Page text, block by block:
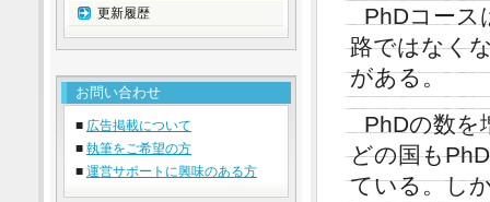
PhDコース
路ではなく
がある。
PhDの数を
どの国も
ている。し
更新履歴
お問い合わせ
■ 広告掲載について
■ 執筆をご希望の方
■ 運営サポートに興味のある方